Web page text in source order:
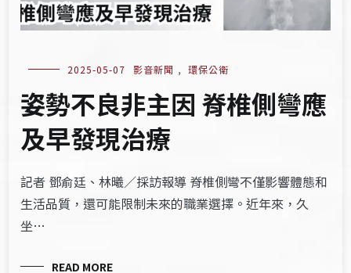
2025-05-07 影音新聞 , 環保公衛
姿勢不良非主因 脊椎側彎應
及早發現治療
記者 鄧俞廷、林曦／採訪報導 脊椎側彎不僅影響體態和
生活品質，還可能限制未來的職業選擇。近年來，久
坐…
READ MORE